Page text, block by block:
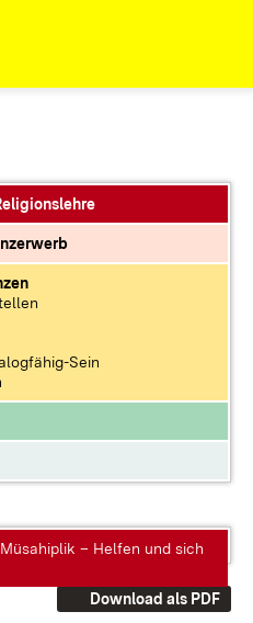
Sein
– Helfen und sich
Download als PDF